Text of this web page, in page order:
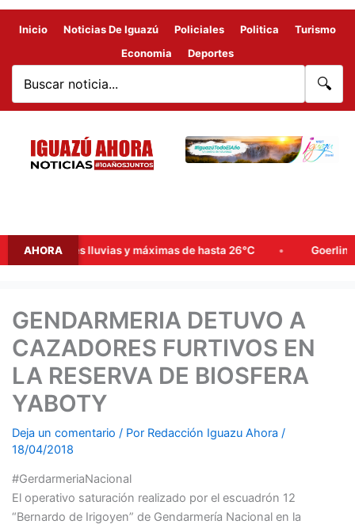
Inicio Noticias De Iguazú Policiales Politica
Turismo
Economia
Deportes
🔍
AHORAlluvias y máximas de hasta 26°C Goerling, Arce
GENDARMERIA DETUVO A
CAZADORES FURTIVOS EN
LA RESERVA DE BIOSFERA
YABOTY
Deja un comentario / Por Redacción Iguazu Ahora /
18/04/2018
#GerdarmeriaNacional
El operativo saturación realizado por el escuadrón 12
“Bernardo de Irigoyen” de Gendarmería Nacional en la